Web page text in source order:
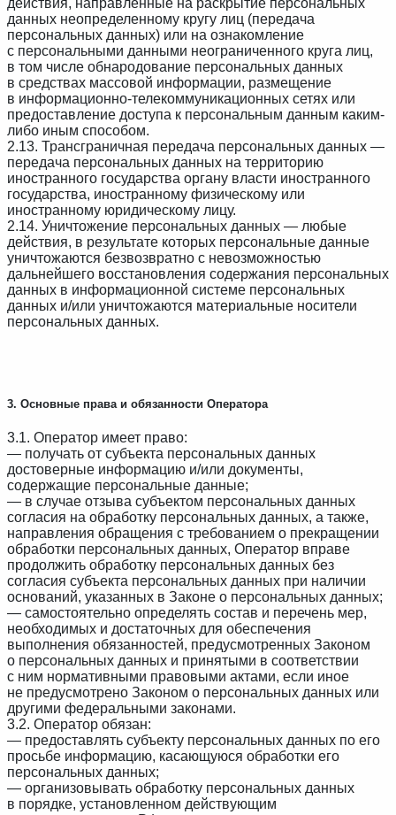
действия, направленные на раскрытие персональных
данных неопределенному кругу лиц (передача
персональных данных) или на ознакомление
с персональными данными неограниченного круга лиц,
в том числе обнародование персональных данных
в средствах массовой информации, размещение
в информационно-телекоммуникационных сетях или
предоставление доступа к персональным данным каким-
либо иным способом.
2.13. Трансграничная передача персональных данных —
передача персональных данных на территорию
иностранного государства органу власти иностранного
государства, иностранному физическому или
иностранному юридическому лицу.
2.14. Уничтожение персональных данных — любые
действия, в результате которых персональные данные
уничтожаются безвозвратно с невозможностью
дальнейшего восстановления содержания персональных
данных в информационной системе персональных
данных и/или уничтожаются материальные носители
персональных данных.
3. Основные права и обязанности Оператора
3.1. Оператор имеет право:
— получать от субъекта персональных данных
достоверные информацию и/или документы,
содержащие персональные данные;
— в случае отзыва субъектом персональных данных
согласия на обработку персональных данных, а также,
направления обращения с требованием о прекращении
обработки персональных данных, Оператор вправе
продолжить обработку персональных данных без
согласия субъекта персональных данных при наличии
оснований, указанных в Законе о персональных данных;
— самостоятельно определять состав и перечень мер,
необходимых и достаточных для обеспечения
выполнения обязанностей, предусмотренных Законом
о персональных данных и принятыми в соответствии
с ним нормативными правовыми актами, если иное
не предусмотрено Законом о персональных данных или
другими федеральными законами.
3.2. Оператор обязан:
— предоставлять субъекту персональных данных по его
просьбе информацию, касающуюся обработки его
персональных данных;
— организовывать обработку персональных данных
в порядке, установленном действующим